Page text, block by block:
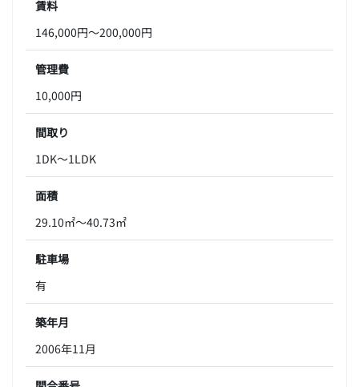
賃料
146,000円～200,000円
管理費
10,000円
間取り
1DK～1LDK
面積
29.10㎡～40.73㎡
駐車場
有
築年月
2006年11月